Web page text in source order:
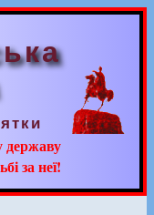
державу
за неї!